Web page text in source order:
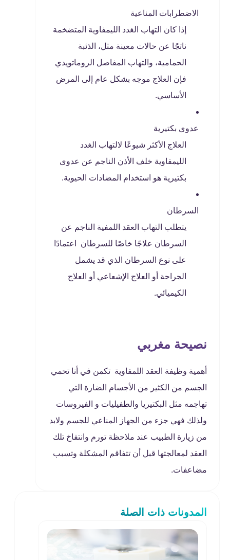
الاضطرابات المناعية
إذا كان التهاب الغدد الليمفاوية المتضخمة
ناتجًا عن حالات معينة مثل، الذئبة
الحمامية، والتهاب المفاصل الروماتويدي
فإن العلاج موجه بشكل عام إلى المرض
الأساسي.
عدوى بكتيرية
العلاج الأكثر شيوعًا لالتهاب الغدد
الليمفاوية خلف الأذن الناجم عن عدوى
بكتيرية هو استخدام المضادات الحيوية.
السرطان
يتطلب التهاب العقد اللمفية الناجم عن
السرطان علاجًا خاصًا للسرطان اعتمادًا
على نوع السرطان الذي قد يشمل
الجراحة أو العلاج الإشعاعي أو العلاج
الكيميائي.
نصيحة مغربي
أهمية وظيفة العقد اللمفاوية تكمن في أنا تحمي
الجسم من الكثير من الأجسام الضارة التي
تهاجمه مثل البكتيريا والطفيليات و الفيروسات
ولذلك فهي جزء من الجهاز المناعي للجسم ولابد
من زيارة الطبيب عند ملاحظة تورم وانتفاخ تلك
العقد لمعالجتها قبل أن تتفاقم المشكلة وتسبب
مضاعفات.
المدونات ذات الصلة